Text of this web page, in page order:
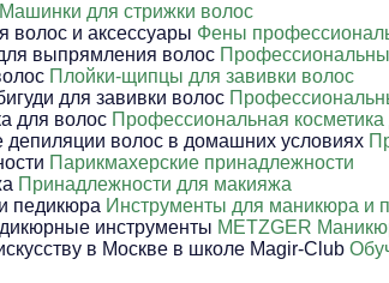
Машинки для стрижки волос
Фены
Плойки-щипцы для завивки волос
Профессиональная
Парикмахерские принадлежности
Принадлежности для макияжа
Инструменты для маникюра и
METZGER